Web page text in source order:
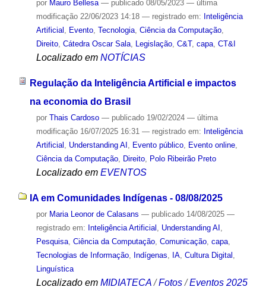
por Mauro Bellesa — publicado08/05/2023 — última
modificação22/06/2023 14:18 — registrado em: Inteligência
Artificial , Evento, Tecnologia, Ciência da Computação,
Direito, Cátedra Oscar Sala, Legislação, C&T, capa, CT&I
Localizado em NOTÍCIAS
Regulação da Inteligência Artificial e impactos
na economia do Brasil
por Thais Cardoso — publicado19/02/2024 — última
modificação16/07/2025 16:31 — registrado em: Inteligência
Artificial , Understanding AI , Evento público, Evento online,
Ciência da Computação, Direito, Polo Ribeirão Preto
Localizado em EVENTOS
IA em Comunidades Indígenas - 08/08/2025
por Maria Leonor de Calasans — publicado14/08/2025 —
registrado em: Inteligência Artificial Understanding AI
Pesquisa, Ciência da Computação, Comunicação, capa,
Tecnologias de Informação, Indígenas IA, Cultura Digital
Linguística
Localizado em MIDIATECA /Fotos /Eventos 2025